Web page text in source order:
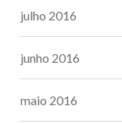
julho 2016
junho 2016
maio 2016